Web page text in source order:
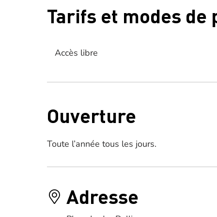
Tarifs et modes de
Accès libre
Ouverture
Toute l’année tous les jours.
Adresse